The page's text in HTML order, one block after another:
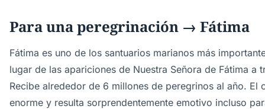
Para una peregrinación → Fátima
Fátima es uno de los santuarios marianos más
lugar de las apariciones de Nuestra Señora de Fátima a
Recibe alrededor de 6 millones de peregrinos al año. El
enorme y resulta sorprendentemente emotivo incluso